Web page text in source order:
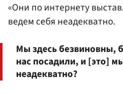
«Они по интернету
ведем себя неадекватно.
Мы здесь безвиновны,
нас посадили, и [это]
неадекватно?